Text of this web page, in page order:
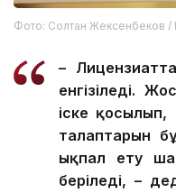
Фото: Солтан Жексенбеков /
–
енгізіледі.
іске
талаптарын
ықпал ету
беріледі, –